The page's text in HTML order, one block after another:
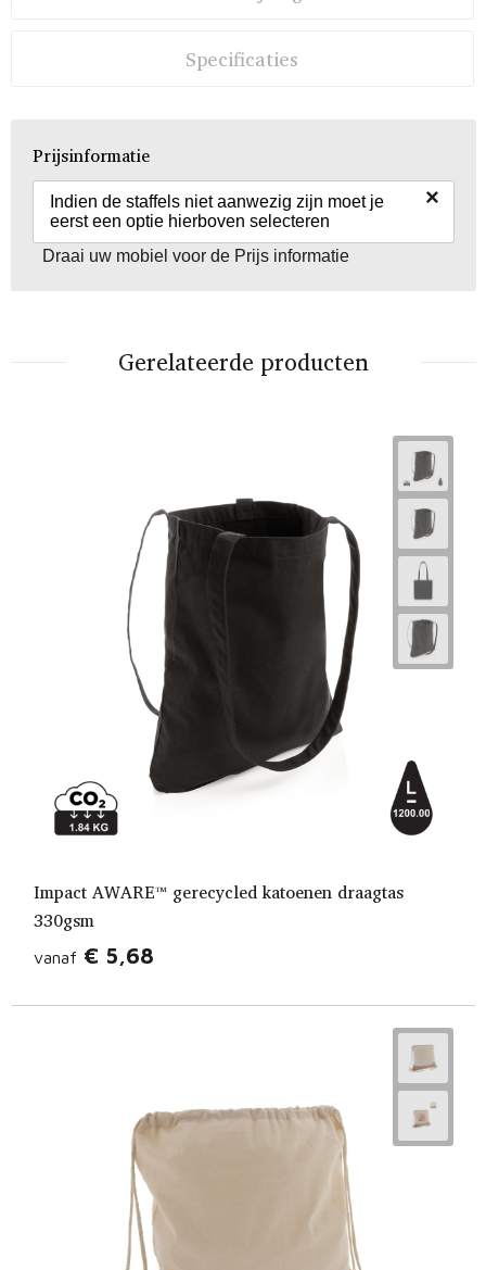
Specificaties
Prijsinformatie
Indien de staffels niet aanwezig zijn moet je
eerst een optie hierboven selecteren
×
Draai uw mobiel voor de Prijs informatie
Gerelateerde producten
Impact AWARE™ gerecycled katoenen draagtas
330gsm
vanaf € 5,68